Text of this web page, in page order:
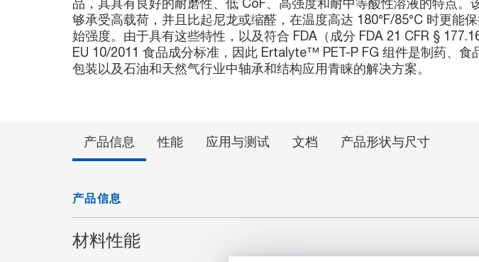
够承受高载荷，并且比起尼龙或缩醛，在温度高达 180°F/85°C 时更能
始强度。由于具有这些特性，以及符合 FDA（成分 FDA 21 CFR §
EU 10/2011 食品成分标准，因此 Ertalyte™ PET-P FG 组件是制药、食
包装以及石油和天然气行业中轴承和结构应用青睐的解决方案。
产品信息 性能 应用与测试 文档 产品形状与尺寸
产品信息
材料性能